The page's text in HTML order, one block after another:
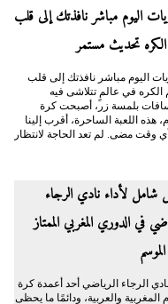
اليوم مباشر نافذتك إلى قلب
الكره تحديث مستمر
اليوم مباشر نافذتك إلى قلب
الكره في عالمٍ تتلاشى فيه
بلمسة زر، أصبحت كرة
هذه اللعبة الساحرة، أقرب إلينا
وقت مضى. لم تعد الحاجة لانتظار
شامل لأداء نادي الرجاء
في الدوري المغربي الممتاز
الرجاء الرياضي أحد أعمدة كرة
المغربية والعربية، ودائمًا ما يحظى